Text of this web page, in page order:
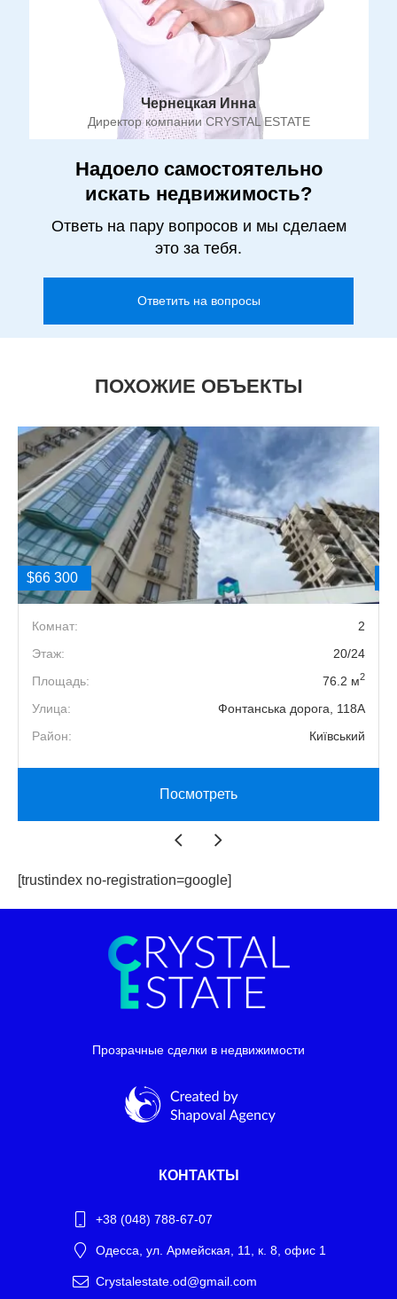
Чернецкая Инна
Директор компании CRYSTAL ESTATE
Надоело самостоятельно
искать недвижимость?
Ответь на пару вопросов и мы сделаем
это за тебя.
Ответить на вопросы
ПОХОЖИЕ ОБЪЕКТЫ
$66 300
Комнат:
2
Этаж:
20/24
Площадь:
76.2 м2
Улица:
Фонтанська дорога, 118А
Район:
Київський
Посмотреть
[trustindex no-registration=google]
Прозрачные сделки в недвижимости
КОНТАКТЫ
+38 (048) 788-67-07
Одесса, ул. Армейская, 11, к. 8, офис 1
Crystalestate.od@gmail.com